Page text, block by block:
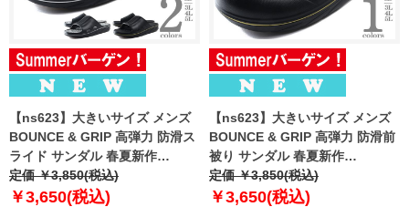
【ns623】大きいサイズ メンズ
BOUNCE & GRIP 高弾力 防滑ス
ライド サンダル 春夏新作
nbk01090
定価 ￥3,850(税込)
￥3,650(税込)
【ns623】大きいサイズ メンズ
BOUNCE & GRIP 高弾力 防滑前
被り サンダル 春夏新作
nbk01091
定価 ￥3,850(税込)
￥3,650(税込)